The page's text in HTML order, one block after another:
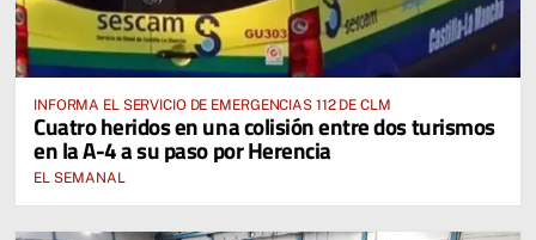
INFORMA EL SERVICIO DE EMERGENCIAS 112 DE CLM
Cuatro heridos en una colisión entre dos turismos
en la A-4 a su paso por Herencia
EL SEMANAL